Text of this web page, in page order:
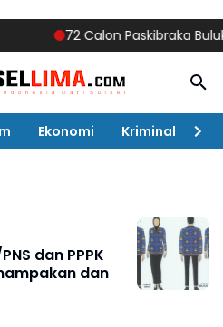
72 Calon Paskibraka
Ekonomi Kriminal
dan PPPK
dan